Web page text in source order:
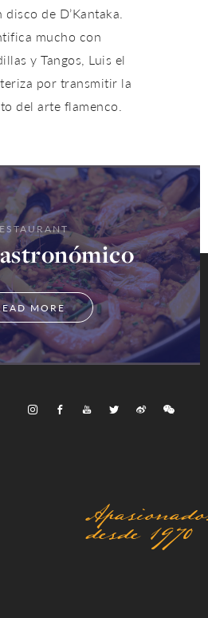
de D’Kantaka.
mucho con
y Tangos, Luis el
por transmitir la
del arte flamenco.
MORE
desde 1970